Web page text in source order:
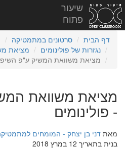
שיעור
פתוח
דף הבית סרטונים במתמטיקה
נגזרות של פולינומים
מציאת
מציאת משוואת המשיק ע"פ
מציאת משוואת
- פולינומים
מאתדני בן יצחק - המומחים
בנית בתאריך 12 במרץ 2018